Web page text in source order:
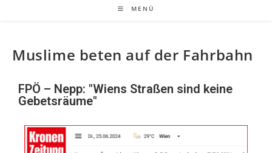
MENÜ
Muslime beten auf der Fahrbahn
FPÖ – Nepp: "Wiens Straßen sind keine
Gebetsräume"